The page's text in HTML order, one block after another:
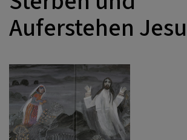
Auferstehen